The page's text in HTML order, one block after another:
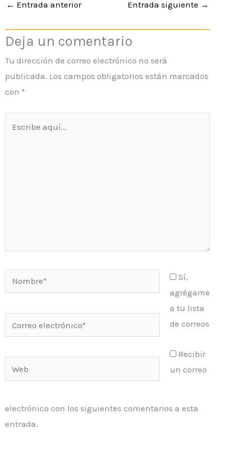
← Entrada anterior Entrada siguiente →
Deja un comentario
Tu dirección de correo electrónico no será
publicada. Los campos obligatorios están marcados
con *
Nombre*
electrónico*
Sí,
agrégame
a tu lista
de correos
Recibir
un correo
electrónico con los siguientes comentarios a esta
entrada.